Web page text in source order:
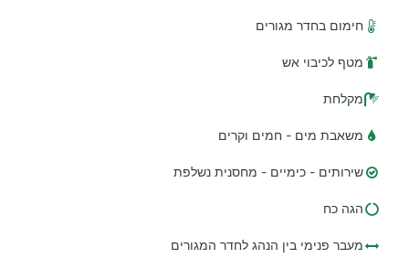
חימום בחדר מגורים
מטף לכיבוי אש
מקלחת
משאבת מים - חמים וקרים
שירותים - כימיים - מחסנית נשלפת
הגה כח
מעבר פנימי בין הנהג לחדר המגורים